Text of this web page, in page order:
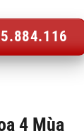
4 Mùa